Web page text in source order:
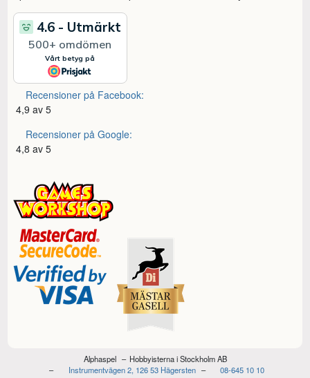
Recensioner på Facebook:
4,9 av 5
Recensioner på Google:
4,8 av 5
Alphaspel
Hobbyisterna i Stockholm AB
Instrumentvägen 2, 126 53 Hägersten
08-645 10 10